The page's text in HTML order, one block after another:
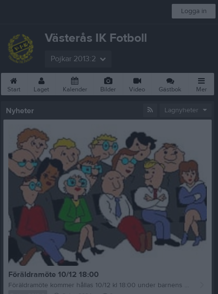
Logga in
Västerås IK Fotboll
Pojkar 2013:2
Start Laget Kalender Bilder Video Gästbok Mer
Nyheter Lagnyheter
Föräldramöte 10/12 18:00
Föräldramöte kommer hållas 10/12 kl 18:00 under barnens träning i gamla gymnastiksalen till Rudbeckianska gymnasiet. VIKTIG INFORMATION kommer att meddelas. Så därför ser vi att alla barns föräldrar deltar. Mvh Ledarna